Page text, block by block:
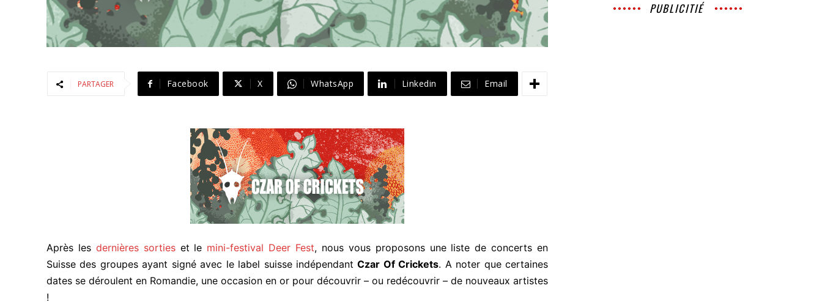
PARTAGER Facebook X WhatsApp Linkedin Email
Après les dernières sortieset le mini-festival Deer Fest, nous vous proposons une liste de concerts en
Suisse des groupes ayant signé avec le label suisse indépendantCzar Of Crickets. A noter que certaines
dates se déroulent en Romandie, une occasion en or pour découvrir – ou redécouvrir – de nouveaux artistes
!
PUBLICITIÉ